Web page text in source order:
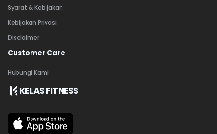
Syarat & Kebijakan
Kebijakan Privasi
Disclaimer
Customer Care
Hubungi Kami
KELAS FITNESS